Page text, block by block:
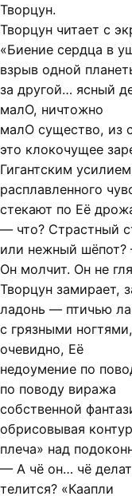
Творцун.
Творцун читает с
«Биение сердца в
взрыв одной
за другой… ясный
малО, ничтожно
малО существо, из
это клокочущее
Гигантским
расплавленного
стекают по Её
— что? Страстный
или нежный шёпот?
Он молчит. Он не
Творцун замирает,
ладонь — птичью
с грязными
очевидно, Её
недоумение по
по поводу виража
собственной
обрисовывая
плеча» над
— А чё он… чё
телится? «Каапли